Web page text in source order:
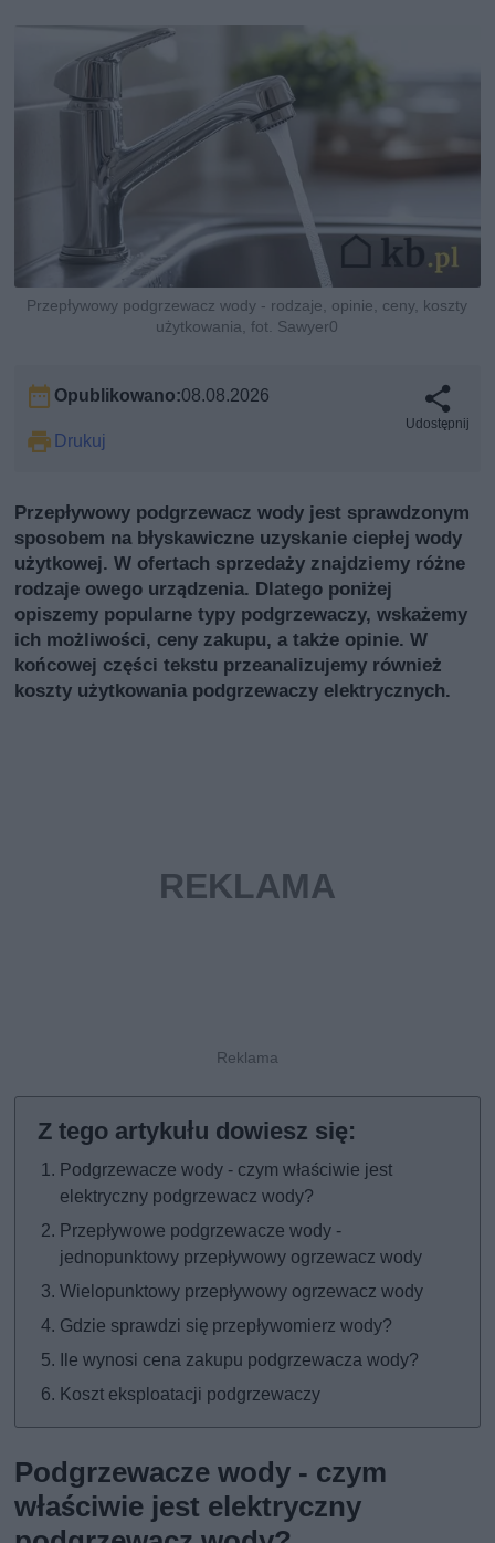
Przepływowy podgrzewacz wody - rodzaje, opinie, ceny, koszty
użytkowania, fot. Sawyer0
Opublikowano:08.08.2026
Drukuj
Udostępnij
Przepływowy podgrzewacz wody jest sprawdzonym
sposobem na błyskawiczne uzyskanie ciepłej wody
użytkowej. W ofertach sprzedaży znajdziemy różne
rodzaje owego urządzenia. Dlatego poniżej
opiszemy popularne typy podgrzewaczy, wskażemy
ich możliwości, ceny zakupu, a także opinie. W
końcowej części tekstu przeanalizujemy również
koszty użytkowania podgrzewaczy elektrycznych.
Podgrzewacze wody - czym właściwie jest
elektryczny podgrzewacz wody?
Przepływowe podgrzewacze wody -
jednopunktowy przepływowy ogrzewacz wody
Wielopunktowy przepływowy ogrzewacz wody
Gdzie sprawdzi się przepływomierz wody?
Ile wynosi cena zakupu podgrzewacza wody?
Koszt eksploatacji podgrzewaczy
Podgrzewacze wody - czym
właściwie jest elektryczny